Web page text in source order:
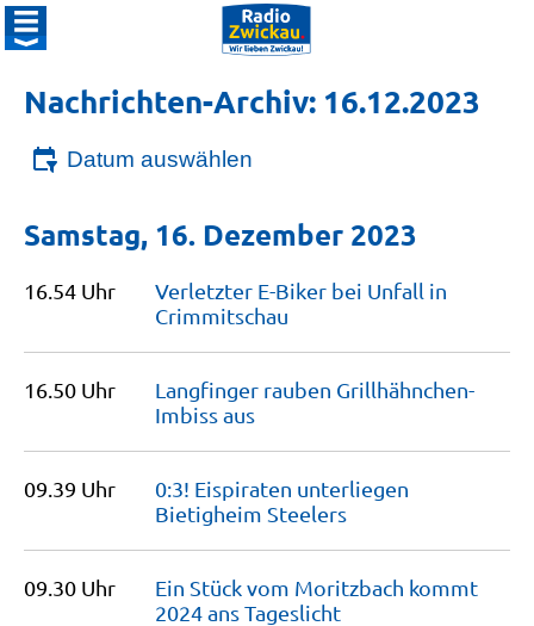
Nachrichten-Archiv: 16.12.2023
Datum auswählen
Samstag, 16. Dezember 2023
16.54 Uhr
Verletzter E-Biker bei Unfall in
Crimmitschau
16.50 Uhr
Langfinger rauben Grillhähnchen-
Imbissaus
09.39 Uhr
0:3! Eispiraten unterliegen
Bietigheim Steelers
09.30 Uhr
Ein Stück vom Moritzbach kommt
2024 ansTageslicht